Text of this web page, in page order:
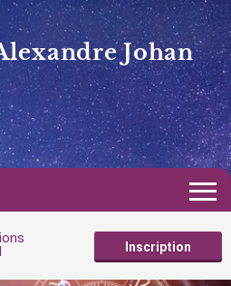
Johan
Inscription